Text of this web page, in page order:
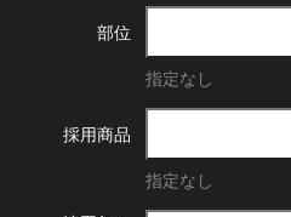
部位
指定なし
採用商品
指定なし